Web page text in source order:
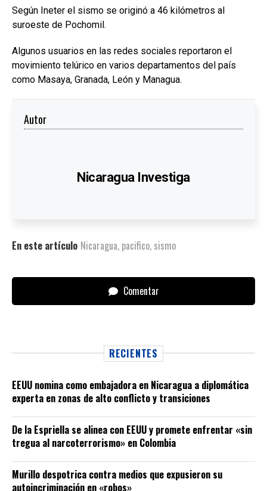
Según Ineter el sismo se originó a 46 kilómetros al
suroeste de Pochomil.
Algunos usuarios en las redes sociales reportaron el
movimiento telúrico en varios departamentos del país
como Masaya, Granada, León y Managua.
Autor
Nicaragua Investiga
En este artículo Nicaragua, pacifico, sismo
Comentar
RECIENTES
EEUU nomina como embajadora en Nicaragua a diplomática
experta en zonas de alto conflicto y transiciones
De la Espriella se alinea con EEUU y promete enfrentar «sin
tregua al narcoterrorismo» en Colombia
Murillo despotrica contra medios que expusieron su
autoincriminación en «robos»